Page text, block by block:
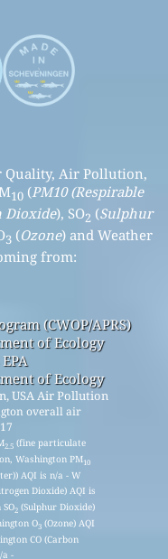
Quality, Air Pollution,
10(PM10 (Respirable
Dioxide), SO2 (Sulphur
3 (Ozone) and Weather
from:
(CWOP/APRS)
of Ecology
of Ecology
USA Air Pollution
overall air
2.5(fine particulate
Washington PM10
AQI is n/a - W
Dioxide) AQI is
2(Sulphur Dioxide)
O3 (Ozone) AQI
CO (Carbon
a -